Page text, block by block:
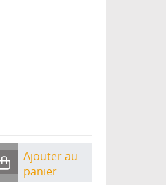
Ajouter au
panier